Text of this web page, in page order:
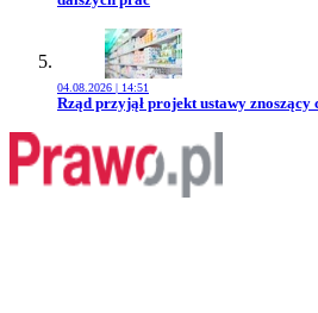
04.08.2026 | 14:51
Przejdź do artykułu:
Rząd przyjął projekt ustawy